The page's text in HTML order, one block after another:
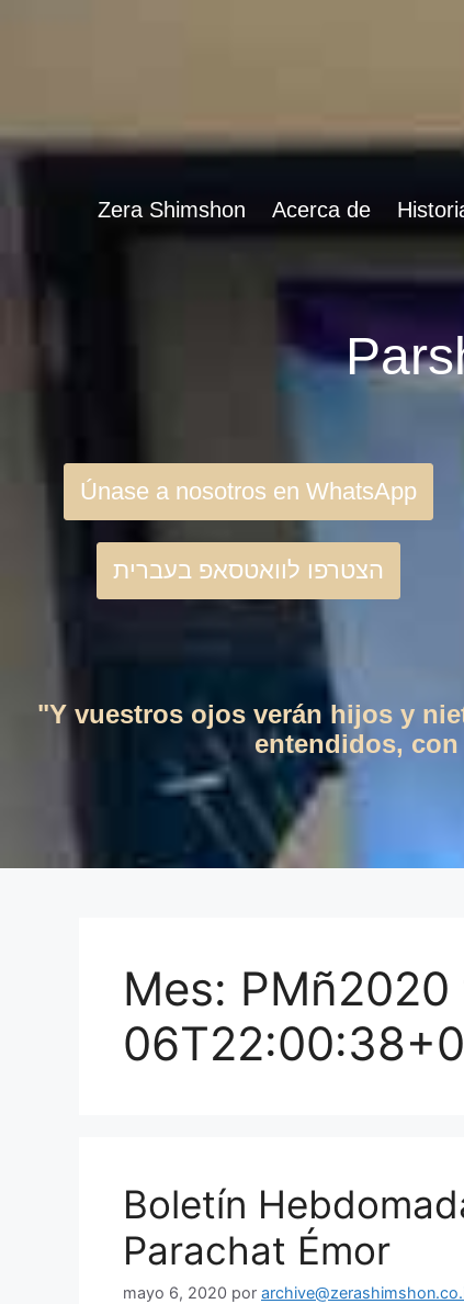
Zera Shimshon
Acerca de
Únase a nosotros en WhatsApp
הצטרפו לוואטסאפ בעברית
"Y vuestros ojos verán hijos y
entendidos,
Mes:
Boletín
Parachat Émor
mayo 6, 2020 por